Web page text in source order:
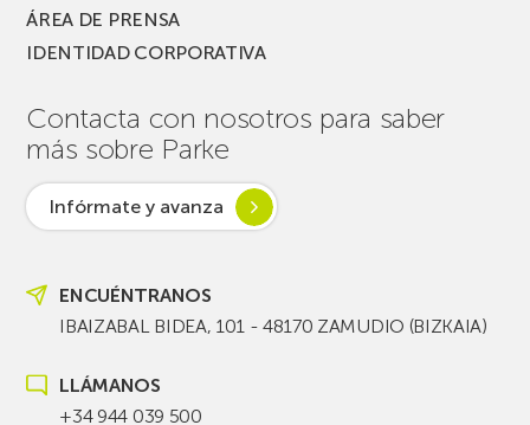
ÁREA DE PRENSA
IDENTIDAD CORPORATIVA
Contacta con nosotros para saber
más sobre Parke
Infórmate y avanza
ENCUÉNTRANOS
IBAIZABAL BIDEA, 101 - 48170 ZAMUDIO (BIZKAIA)
LLÁMANOS
+34 944 039 500